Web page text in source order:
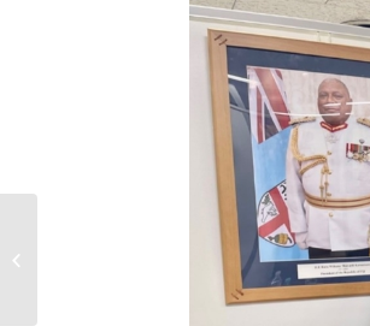
フランス代表チームのレセプション